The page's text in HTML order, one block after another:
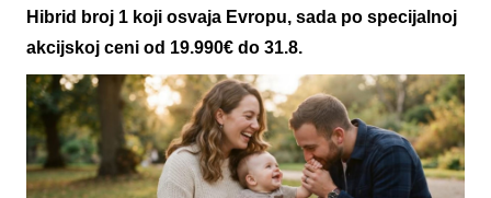
Hibrid broj 1 koji osvaja Evropu, sada po specijalnoj
akcijskoj ceni od 19.990€ do 31.8.